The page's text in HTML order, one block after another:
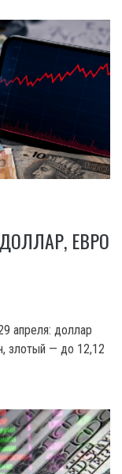
ЕВРО
апреля: доллар
злотый — до 12,12